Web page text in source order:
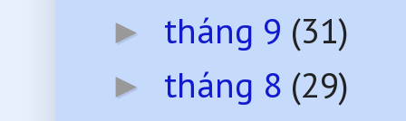
► tháng 9 (31)
► tháng 8 (29)